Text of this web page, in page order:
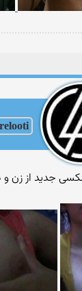
جدید از زن و